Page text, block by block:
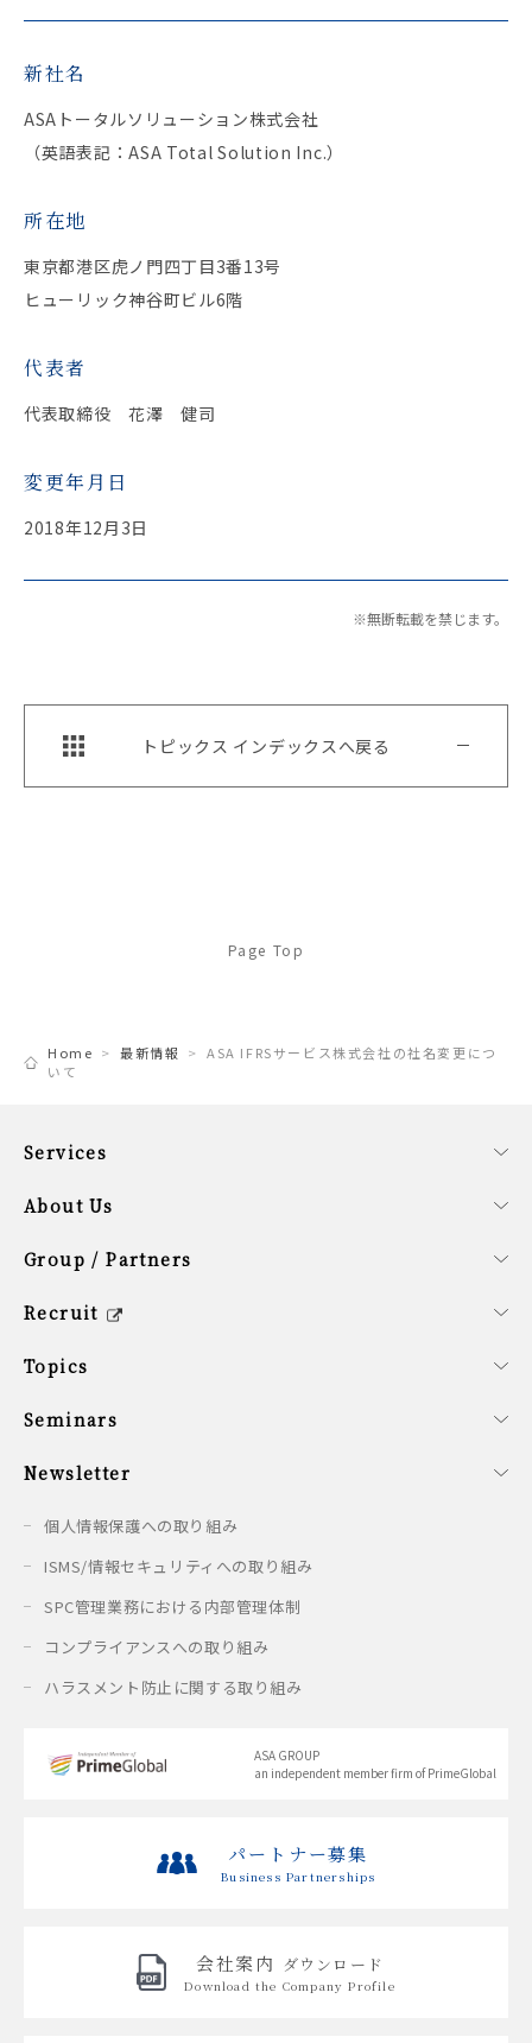
新社名
ASAトータルソリューション株式会社
（英語表記：ASA Total Solution Inc.）
所在地
東京都港区虎ノ門四丁目3番13号
ヒューリック神谷町ビル6階
代表者
代表取締役 花澤 健司
変更年月日
2018年12月3日
※無断転載を禁じます。
トピックス インデックスへ戻る
Page Top
Home 最新情報
ASA IFRSサービス株式会社の社名変更につ
いて
Services
About Us
Group / Partners
Recruit
Topics
Seminars
Newsletter
個人情報保護への取り組み
ISMS/情報セキュリティへの取り組み
SPC管理業務における内部管理体制
コンプライアンスへの取り組み
ハラスメント防止に関する取り組み
ASA GROUP
an independent member firm of PrimeGlobal
パートナー募集
Business Partnerships
会社案内 ダウンロード
Download the Company Profile